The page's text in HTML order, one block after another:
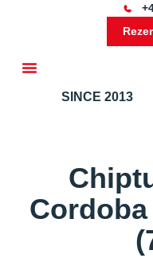
SINCE 2013
Cordoba